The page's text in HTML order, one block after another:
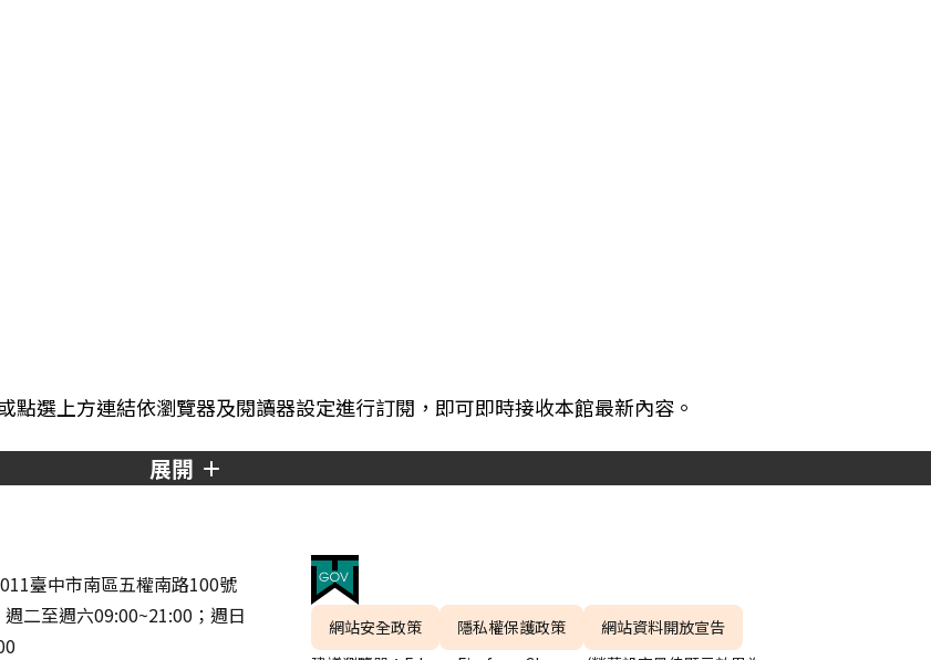
點選上方連結依瀏覽器及閱讀器設定進行訂閱，即可即時接收本館最新內容。
展開
臺中市南區五權南路100號
二至週六09:00~21:00；週日
網站安全政策 隱私權保護政策
網站資料開放宣告